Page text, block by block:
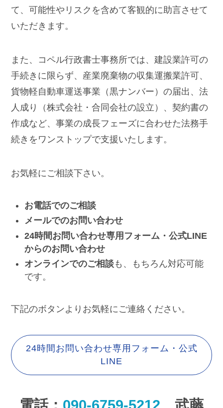
て、可能性やリスクを含めて客観的に助言させて
いただきます。
また、コペル行政書士事務所では、建設業許可の
手続きに限らず、産業廃棄物の収集運搬業許可、
貨物軽自動車運送事業（黒ナンバー）の届出、法
人成り（株式会社・合同会社の設立）、契約書の
作成など、事業の成長フェーズに合わせた法務手
続きをワンストップで支援いたします。
お気軽にご相談下さい。
お電話でのご相談
メールでのお問い合わせ
24時間お問い合わせ専用フォーム・公式LINE
からのお問い合わせ
オンラインでのご相談も、もちろん対応可能
です。
下記のボタンよりお気軽にご連絡ください。
24時間お問い合わせ専用フォーム・公式
LINE